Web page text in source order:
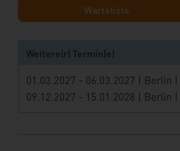
Warteliste
Weitere(r) Termin(e)
01.03.2027 - 06.03.2027 | Berlin |
09.12.2027 - 15.01.2028 | Berlin